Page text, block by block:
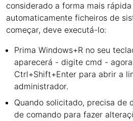
considerado a forma mais
automaticamente ficheiros de
começar, deve executá-lo:
Prima Windows+R no seu
aparecerá - digite cmd -
Ctrl+Shift+Enter para abrir a
administrador.
Quando solicitado, precisa de
de comando para fazer